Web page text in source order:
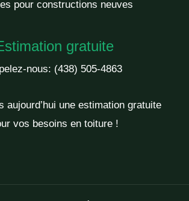
pour constructions neuves
gratuite
nous: (438) 505-4863
aujourd’hui une estimation gratuite
vos besoins en toiture !